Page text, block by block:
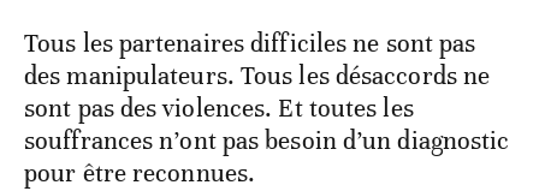
Tous les partenaires difficiles ne sont pas
des manipulateurs. Tous les désaccords ne
sont pas des violences. Et toutes les
souffrances n’ont pas besoin d’un diagnostic
pour être reconnues.